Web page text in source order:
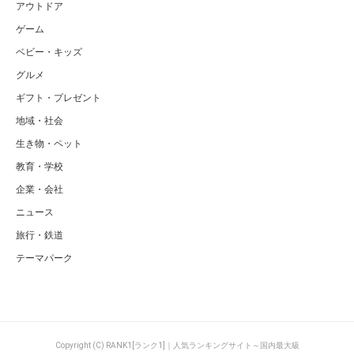
アウトドア
ゲーム
ベビー・キッズ
グルメ
ギフト・プレゼント
地域・社会
生き物・ペット
教育・学校
企業・会社
ニュース
旅行・鉄道
テーマパーク
Copyright (C) RANK1[ランク1]｜人気ランキングサイト～国内最大級